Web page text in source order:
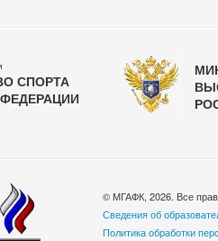
СПОРТА
© МГАФК, 2026. Все
Сведения об
Политика обработки